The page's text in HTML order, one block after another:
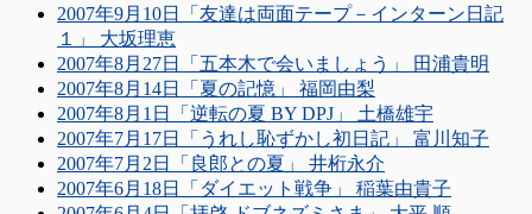
2007年9月10日「友達は両面テープ－インターン日記
１」 大坂理恵
2007年8月27日「五本木で会いましょう」 田浦貴明
2007年8月14日「夏の記憶」 福岡由梨
2007年8月1日「逆転の夏 BY DPJ」 土橋雄宇
2007年7月17日「うれし恥ずかし初日記」 富川知子
2007年7月2日「良郎との夏」 井桁永介
2007年6月18日「ダイエット戦争」 稲葉由貴子